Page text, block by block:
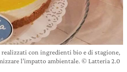
con ingredienti bio e di stagione,
l’impatto ambientale. © Latteria 2.0